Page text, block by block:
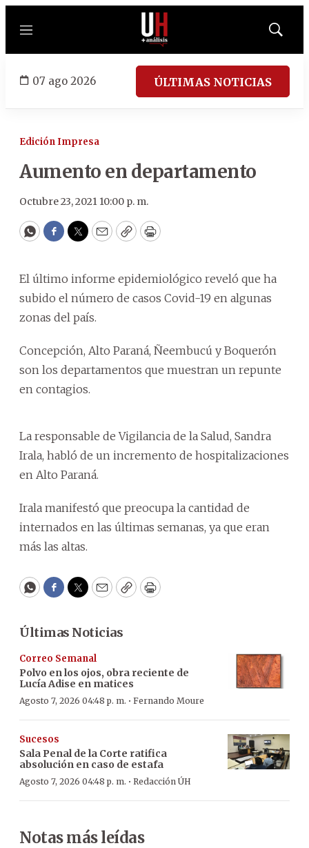
Menú
Mostrar
07 ago 2026 ÚLTIMAS NOTICIAS
Edición Impresa
Aumento en departamento
Octubre 23, 2021 10:00 p. m.
WhatsApp
Facebook
Twitter
EmailCopyPrint
El último informe epidemiológico reveló que ha
subido el número de casos Covid-19 en algunas
zonas del país.
Concepción, Alto Paraná, Ñeembucú y Boquerón
son los departamentos que muestran un repunte
en contagios.
La responsable de Vigilancia de la Salud, Sandra
Irala, habló de un incremento de hospitalizaciones
en Alto Paraná.
Irala manifestó que preocupa la cantidad de
internados en las últimas semanas, ya que eran
más las altas.
WhatsApp
Facebook
Twitter
EmailCopyPrint
Últimas Noticias
Correo Semanal
Polvo en los ojos, obra reciente de
Lucía Adise en matices
Agosto 7, 2026 04:48 p. m. · Fernando Moure
Sucesos
Sala Penal de la Corte ratifica
absolución en caso de estafa
Agosto 7, 2026 04:48 p. m. · Redacción ÚH
Notas más leídas